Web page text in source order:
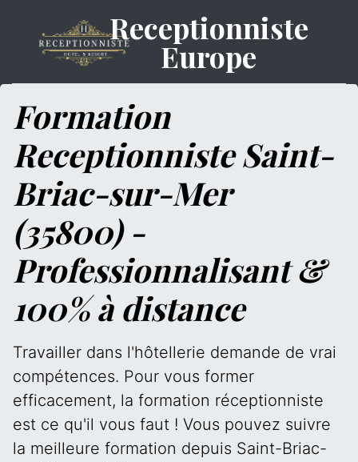
Receptionniste
Europe
Formation
Receptionniste Saint-
Briac-sur-Mer
(35800) -
Professionnalisant &
100% à distance
Travailler dans l'hôtellerie demande de vrai
compétences. Pour vous former
efficacement, la formation réceptionniste
est ce qu'il vous faut ! Vous pouvez suivre
la meilleure formation depuis Saint-Briac-